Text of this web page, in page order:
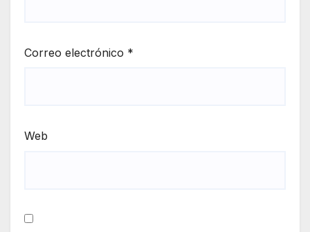
Correo electrónico *
Web